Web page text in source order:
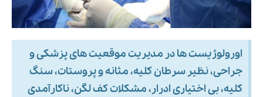
اورولوژیست ها در مدیریت موقعیت های پزشکی و
جراحی، نظیر سرطان کلیه، مثانه و پروستات، سنگ
کلیه، بی اختیاری ادرار، مشکلات کف لگن، ناکارآمدی